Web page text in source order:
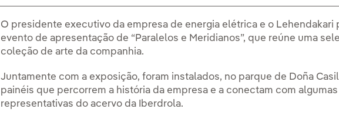
O presidente executivo da empresa de energia elétrica e o Lehendakari
evento de apresentação de “Paralelos e Meridianos”, que reúne uma
coleção de arte da companhia.
Juntamente com a exposição, foram instalados, no parque de Doña
painéis que percorrem a história da empresa e a conectam com
representativas do acervo da Iberdrola.